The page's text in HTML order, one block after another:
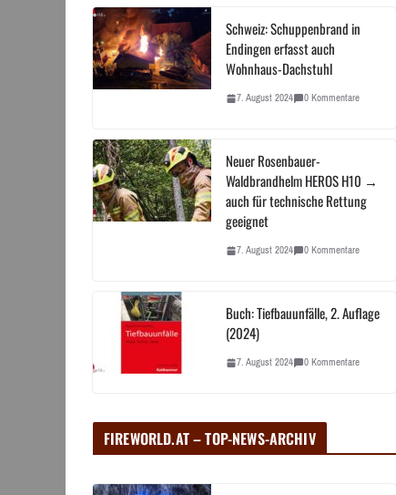
Schweiz: Schuppenbrand in
Endingen erfasst auch
Wohnhaus-Dachstuhl
7. August 2024 0 Kommentare
Neuer Rosenbauer-
Waldbrandhelm HEROS H10 →
auch für technische Rettung
geeignet
7. August 2024 0 Kommentare
Buch: Tiefbauunfälle, 2. Auflage
(2024)
7. August 2024 0 Kommentare
FIREWORLD.AT – TOP-NEWS-ARCHIV